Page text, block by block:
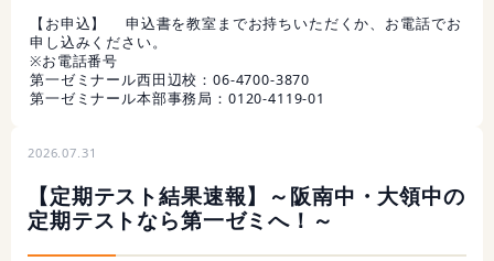
【お申込】 申込書を教室までお持ちいただくか、お電話でお
申し込みください。
※お電話番号
第一ゼミナール西田辺校：06-4700-3870
第一ゼミナール本部事務局：0120-4119-01
2026.07.31
【定期テスト結果速報】～阪南中・大領中の
定期テストなら第一ゼミへ！～